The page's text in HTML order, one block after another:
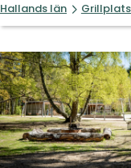
Hallands län